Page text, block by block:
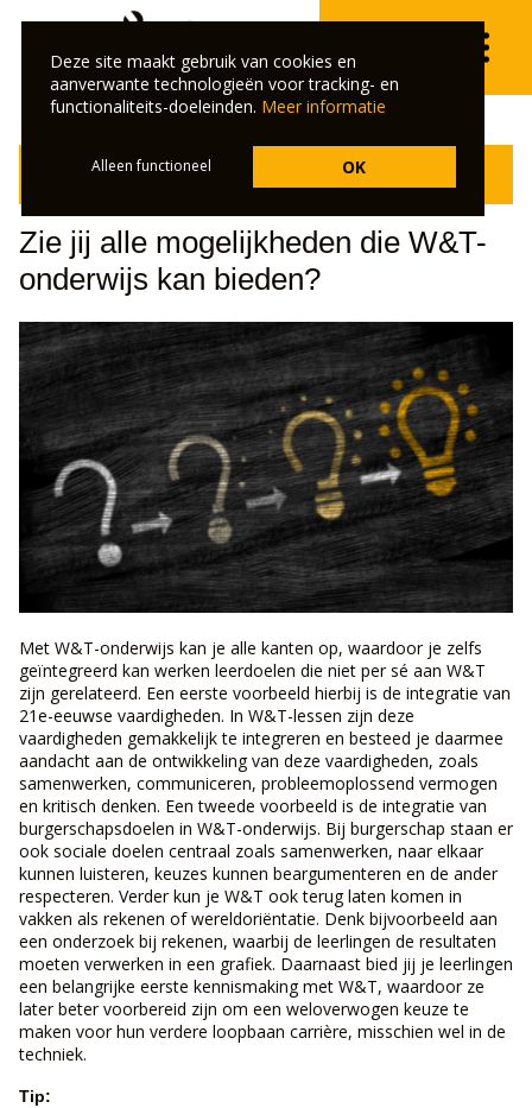
Klik hier om terug te gaan naar het overzicht van de
Zie jij alle mogelijkheden die W&T-
onderwijs kan bieden?
Met W&T-onderwijs kan je alle kanten op, waardoor je zelfs
geïntegreerd kan werken leerdoelen die niet per sé aan W&T
zijn gerelateerd. Een eerste voorbeeld hierbij is de integratie van
21e-eeuwse vaardigheden. In W&T-lessen zijn deze
vaardigheden gemakkelijk te integreren en besteed je daarmee
aandacht aan de ontwikkeling van deze vaardigheden, zoals
samenwerken, communiceren, probleemoplossend vermogen
en kritisch denken. Een tweede voorbeeld is de integratie van
burgerschapsdoelen in W&T-onderwijs. Bij burgerschap staan er
ook sociale doelen centraal zoals samenwerken, naar elkaar
kunnen luisteren, keuzes kunnen beargumenteren en de ander
respecteren. Verder kun je W&T ook terug laten komen in
vakken als rekenen of wereldoriëntatie. Denk bijvoorbeeld aan
een onderzoek bij rekenen, waarbij de leerlingen de resultaten
moeten verwerken in een grafiek. Daarnaast bied jij je leerlingen
een belangrijke eerste kennismaking met W&T, waardoor ze
later beter voorbereid zijn om een weloverwogen keuze te
maken voor hun verdere loopbaan carrière, misschien wel in de
techniek.
Tip:
Deze site maakt gebruik van cookies en
aanverwante technologieën voor tracking- en
functionaliteits-doeleinden. Meer informatie
Alleen functioneel OK